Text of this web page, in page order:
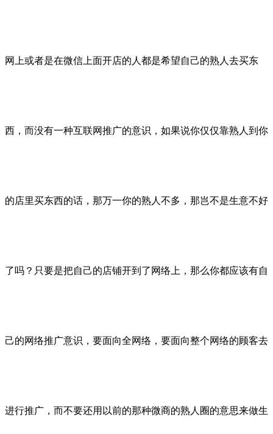
网上或者是在微信上面开店的人都是希望自己的熟人去买东
西，而没有一种互联网推广的意识，如果说你仅仅靠熟人到你
的店里买东西的话，那万一你的熟人不多，那岂不是生意不好
了吗？只要是把自己的店铺开到了网络上，那么你都应该有自
己的网络推广意识，要面向全网络，要面向整个网络的顾客去
进行推广，而不要还用以前的那种微商的熟人圈的意思来做生